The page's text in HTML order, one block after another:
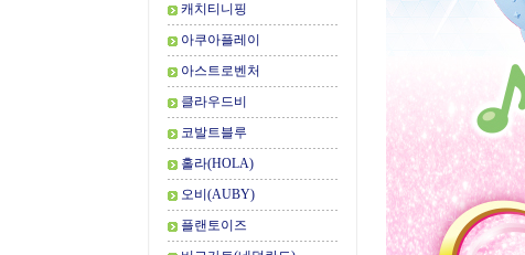
캐치티니핑
아쿠아플레이
아스트로벤처
클라우드비
코발트블루
홀라(HOLA)
오비(AUBY)
플랜토이즈